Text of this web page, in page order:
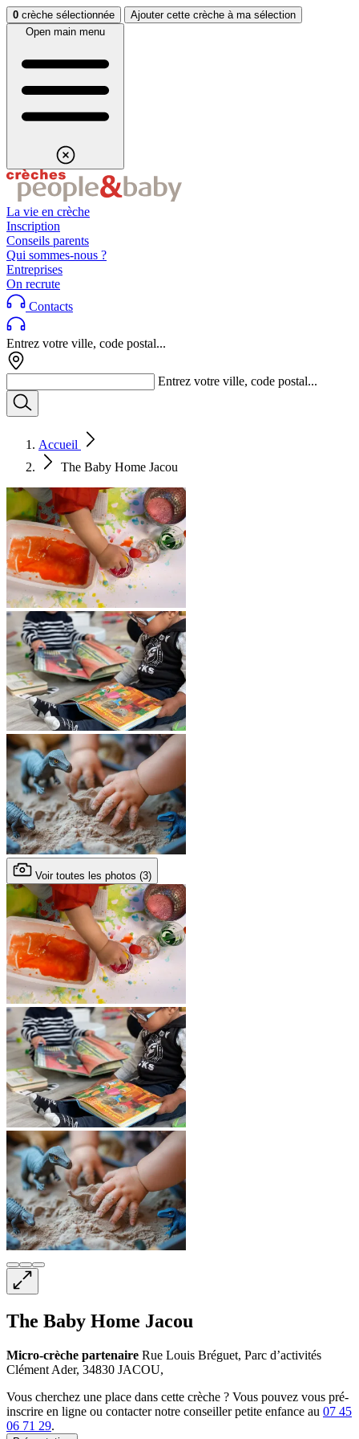
Aller au contenuAller au footer
0 crèche sélectionnée
Ajouter cette crèche à ma sélection
Open main menu
La vie en crèche
Inscription
Conseils parents
Qui sommes-nous ?
Entreprises
On recrute
Contacts
Entrez votre ville, code postal...
Entrez votre ville, code postal...
Accueil
The Baby Home Jacou
Voir toutes les photos (3)
The Baby Home Jacou
Micro-crèche partenaire Rue Louis Bréguet, Parc d’activités
Clément Ader, 34830 JACOU,
Vous cherchez une place dans cette crèche ? Vous pouvez vous pré-
inscrire en ligne ou contacter notre conseiller petite enfance au 07 45
06 71 29.